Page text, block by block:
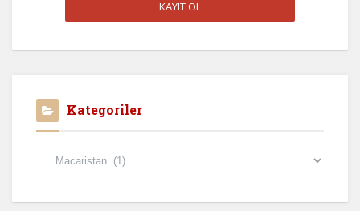
Kategoriler
Kategoriler